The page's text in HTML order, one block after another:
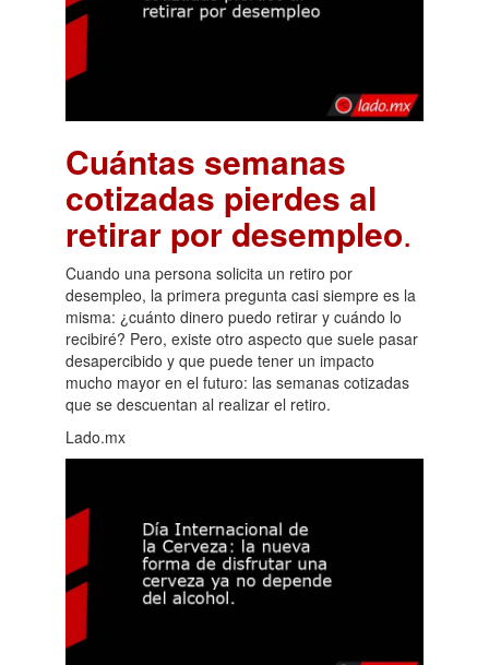
Cuántas semanas
cotizadas pierdes al
retirar por desempleo.
Cuando una persona solicita un retiro por
desempleo, la primera pregunta casi siempre es la
misma: ¿cuánto dinero puedo retirar y cuándo lo
recibiré? Pero, existe otro aspecto que suele pasar
desapercibido y que puede tener un impacto
mucho mayor en el futuro: las semanas cotizadas
que se descuentan al realizar el retiro.
Lado.mx